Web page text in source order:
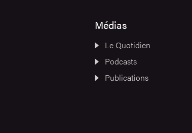
Médias
Le Quotidien
Podcasts
Publications